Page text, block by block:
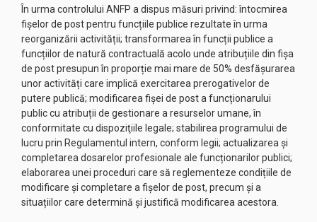
În urma controlului ANFP a dispus măsuri privind: întocmirea
fişelor de post pentru funcțiile publice rezultate în urma
reorganizării activității; transformarea în funcții publice a
funcțiilor de natură contractuală acolo unde atribuțiile din fișa
de post presupun în proporție mai mare de 50% desfășurarea
unor activități care implică exercitarea prerogativelor de
putere publică; modificarea fişei de post a funcționarului
public cu atribuții de gestionare a resurselor umane, în
conformitate cu dispoziţiile legale; stabilirea programului de
lucru prin Regulamentul intern, conform legii; actualizarea și
completarea dosarelor profesionale ale funcționarilor publici;
elaborarea unei proceduri care să reglementeze condițiile de
modificare și completare a fișelor de post, precum și a
situațiilor care determină și justifică modificarea acestora.